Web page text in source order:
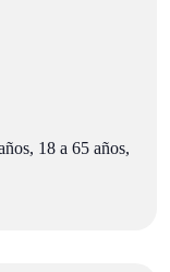
18 a 65 años,